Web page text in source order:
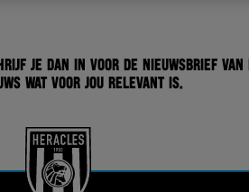
je dan in voor de nieuwsbrief van
wat voor jou relevant is.